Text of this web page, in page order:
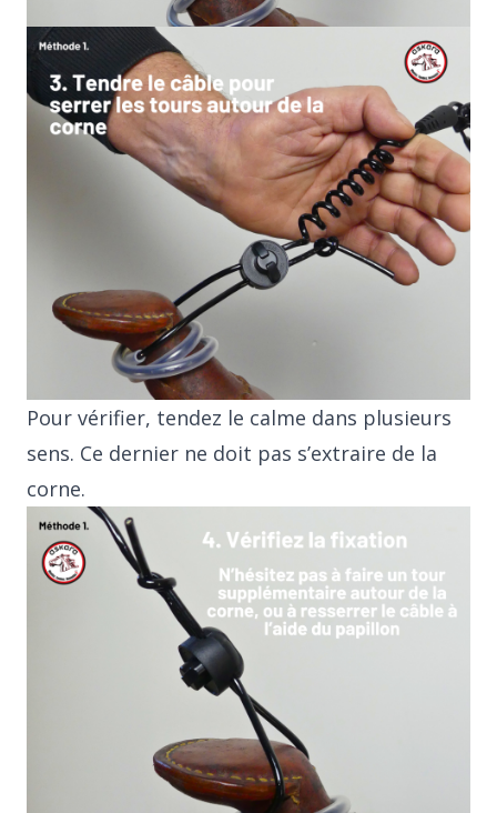
Pour vérifier, tendez le calme dans plusieurs
sens. Ce dernier ne doit pas s’extraire de la
corne.